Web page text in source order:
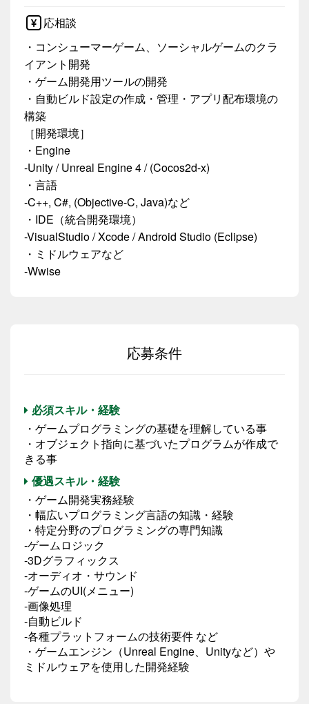
応相談
・コンシューマーゲーム、ソーシャルゲームのクラ
イアント開発
・ゲーム開発用ツールの開発
・自動ビルド設定の作成・管理・アプリ配布環境の
構築
［開発環境］
・Engine
-Unity / Unreal Engine 4 / (Cocos2d-x)
・言語
-C++, C#, (Objective-C, Java)など
・IDE（統合開発環境）
-VisualStudio / Xcode / Android Studio (Eclipse)
・ミドルウェアなど
-Wwise
応募条件
必須スキル・経験
・ゲームプログラミングの基礎を理解している事
・オブジェクト指向に基づいたプログラムが作成で
きる事
優遇スキル・経験
・ゲーム開発実務経験
・幅広いプログラミング言語の知識・経験
・特定分野のプログラミングの専門知識
-ゲームロジック
-3Dグラフィックス
-オーディオ・サウンド
-ゲームのUI(メニュー)
-画像処理
-自動ビルド
-各種プラットフォームの技術要件 など
・ゲームエンジン（Unreal Engine、Unityなど）や
ミドルウェアを使用した開発経験